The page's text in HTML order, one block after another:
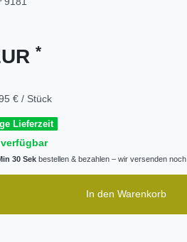
*
€ / Stück
Lieferzeit
30 Sek bestellen & bezahlen – wir versenden
In den Warenkorb